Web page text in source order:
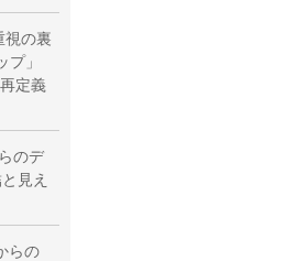
の裏
」
定義
のデ
見え
らの